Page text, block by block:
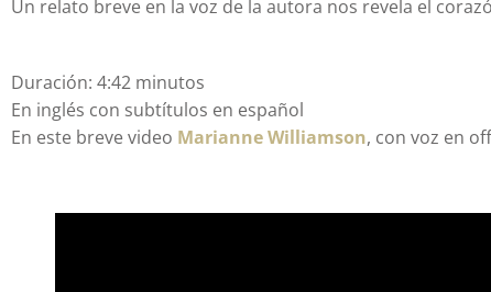
Un relato breve en la voz de la autora nos revela el
Duración: 4:42 minutos
En inglés con subtítulos en español
En este breve video Marianne Williamson, con voz en